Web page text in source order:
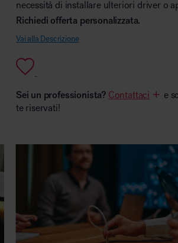
necessità di installare ulteriori driver o
Richiedi offerta personalizzata.
Vai alla Descrizione
Sei un professionista? Contattaci
e
te riservati!